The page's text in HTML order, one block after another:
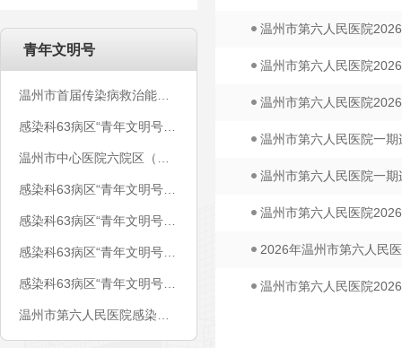
青年文明号
温州市第六人民医院
温州市第六人民医院
温州市第六人民医院
温州市第六人民医院一
温州市第六人民医院一
温州市第六人民医院
2026年温州市第六人民
温州市第六人民医院